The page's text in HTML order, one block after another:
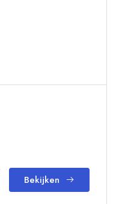
Bekijken